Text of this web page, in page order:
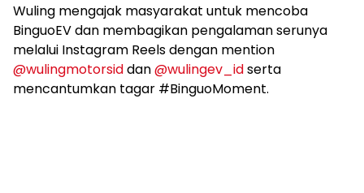
Wuling mengajak masyarakat untuk mencoba
BinguoEV dan membagikan pengalaman serunya
melalui Instagram Reels dengan mention
@wulingmotorsiddan@wulingev_idserta
mencantumkan tagar #BinguoMoment.